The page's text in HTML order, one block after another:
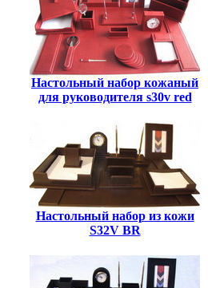
Настольный набор кожаный
для руководителя s30v red
Настольный набор из кожи
S32V BR